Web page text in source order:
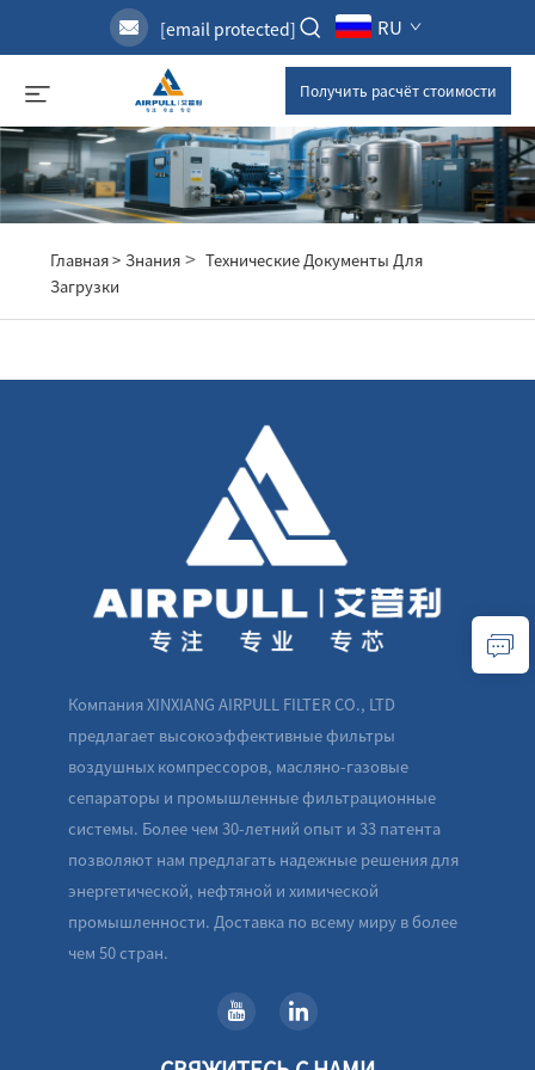
[email protected] RU
Получить расчёт стоимости
Главная > Знания> Технические Документы Для
Загрузки
Компания XINXIANG AIRPULL FILTER CO., LTD
предлагает высокоэффективные фильтры
воздушных компрессоров, масляно-газовые
сепараторы и промышленные фильтрационные
системы. Более чем 30-летний опыт и 33 патента
позволяют нам предлагать надежные решения для
энергетической, нефтяной и химической
промышленности. Доставка по всему миру в более
чем 50 стран.